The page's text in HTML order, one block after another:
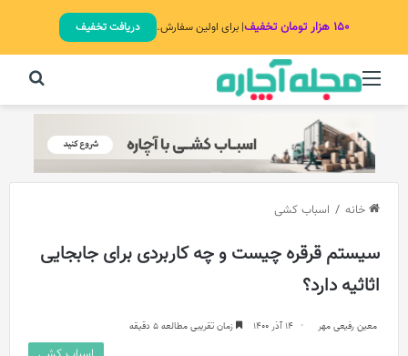
۱۵۰ هزار تومان تخفیف | برای اولین سفارش. دریافت تخفیف
منو
خانه / اسباب کشی
سیستم قرقره چیست و چه کاربردی برای جابجایی
اثاثیه دارد؟
معین رفیعی مهر 14 آذر 1400 زمان تقریبی مطالعه 5 دقیقه